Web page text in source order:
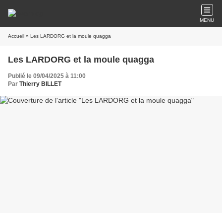
MENU
Accueil » Les LARDORG et la moule quagga
Les LARDORG et la moule quagga
Publié le 09/04/2025 à 11:00
Par Thierry BILLET